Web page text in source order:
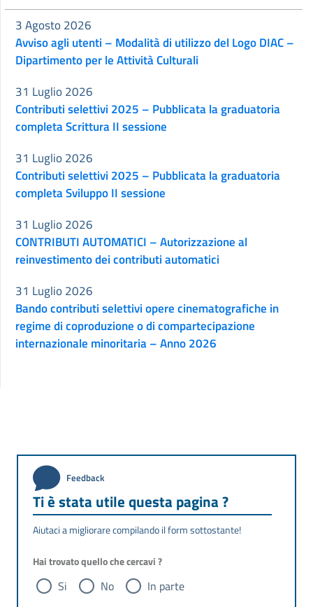
Avviso agli utenti – Modalità di utilizzo del Logo DIAC –
Dipartimento per le Attività Culturali
3 Agosto 2026
Contributi selettivi 2025 – Pubblicata la graduatoria
completa Scrittura II sessione
31 Luglio 2026
Contributi selettivi 2025 – Pubblicata la graduatoria
completa Sviluppo II sessione
31 Luglio 2026
CONTRIBUTI AUTOMATICI – Autorizzazione al
reinvestimento dei contributi automatici
31 Luglio 2026
Bando contributi selettivi opere cinematografiche in
regime di coproduzione o di compartecipazione
internazionale minoritaria – Anno 2026
31 Luglio 2026
Feedback
Ti è stata utile questa pagina ?
Aiutaci a migliorare compilando il form sottostante!
Hai trovato quello che cercavi ?
Si No In parte